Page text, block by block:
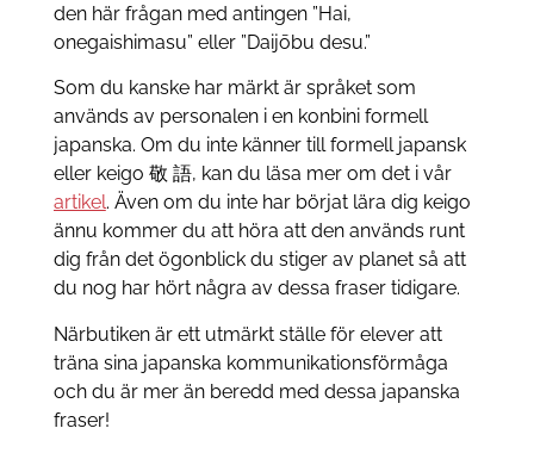
den här frågan med antingen ”Hai,
onegaishimasu” eller ”Daijōbu desu.”
Som du kanske har märkt är språket som
används av personalen i en konbini formell
japanska. Om du inte känner till formell japansk
eller keigo 敬 語, kan du läsa mer om det i vår
artikel. Även om du inte har börjat lära dig keigo
ännu kommer du att höra att den används runt
dig från det ögonblick du stiger av planet så att
du nog har hört några av dessa fraser tidigare.
Närbutiken är ett utmärkt ställe för elever att
träna sina japanska kommunikationsförmåga
och du är mer än beredd med dessa japanska
fraser!